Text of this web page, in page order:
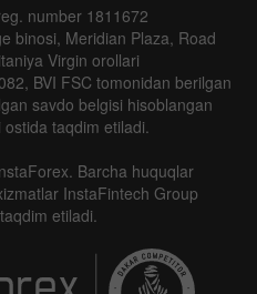
number 1811672
binosi, Meridian Plaza, Road
Virgin orollari
BVI FSC tomonidan berilgan
savdo belgisi hisoblangan
taqdim etiladi.
Barcha huquqlar
InstaFintech Group
etiladi.